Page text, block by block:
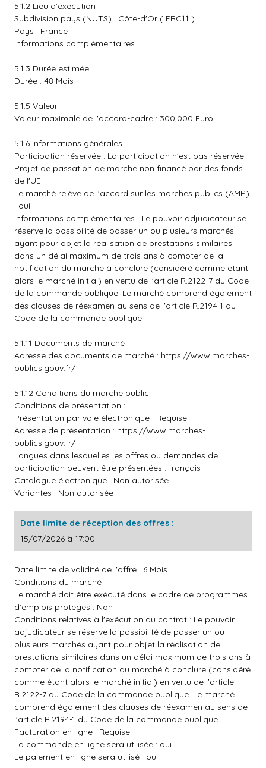
5.1.2 Lieu d'exécution
Subdivision pays (NUTS) : Côte-d'Or ( FRC11 )
Pays : France
Informations complémentaires :
5.1.3 Durée estimée
Durée : 48 Mois
5.1.5 Valeur
Valeur maximale de l'accord-cadre : 300,000 Euro
5.1.6 Informations générales
Participation réservée : La participation n'est pas réservée.
Projet de passation de marché non financé par des fonds
de l'UE
Le marché relève de l'accord sur les marchés publics (AMP)
: oui
Informations complémentaires : Le pouvoir adjudicateur se
réserve la possibilité de passer un ou plusieurs marchés
ayant pour objet la réalisation de prestations similaires
dans un délai maximum de trois ans à compter de la
notification du marché à conclure (considéré comme étant
alors le marché initial) en vertu de l'article R.2122-7 du Code
de la commande publique. Le marché comprend également
des clauses de réexamen au sens de l'article R.2194-1 du
Code de la commande publique.
5.1.11 Documents de marché
Adresse des documents de marché : https://www.marches-
publics.gouv.fr/
5.1.12 Conditions du marché public
Conditions de présentation :
Présentation par voie électronique : Requise
Adresse de présentation : https://www.marches-
publics.gouv.fr/
Langues dans lesquelles les offres ou demandes de
participation peuvent être présentées : français
Catalogue électronique : Non autorisée
Variantes : Non autorisée
Date limite de réception des offres :
15/07/2026 à 17:00
Date limite de validité de l'offre : 6 Mois
Conditions du marché :
Le marché doit être exécuté dans le cadre de programmes
d'emplois protégés : Non
Conditions relatives à l'exécution du contrat : Le pouvoir
adjudicateur se réserve la possibilité de passer un ou
plusieurs marchés ayant pour objet la réalisation de
prestations similaires dans un délai maximum de trois ans à
compter de la notification du marché à conclure (considéré
comme étant alors le marché initial) en vertu de l'article
R.2122-7 du Code de la commande publique. Le marché
comprend également des clauses de réexamen au sens de
l'article R.2194-1 du Code de la commande publique.
Facturation en ligne : Requise
La commande en ligne sera utilisée : oui
Le paiement en ligne sera utilisé : oui